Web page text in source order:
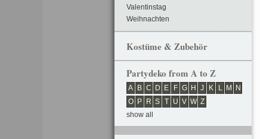
Valentinstag
Weihnachten
Kostüme & Zubehör
Partydeko from A to Z
A B C D E F G H J K L M
N
O
P R S T U V W Z
show all